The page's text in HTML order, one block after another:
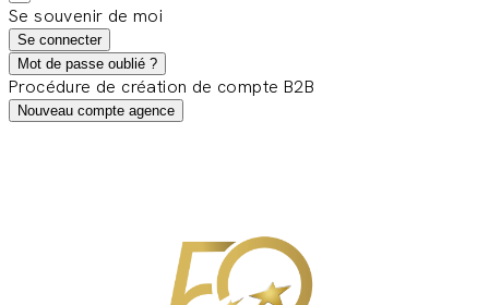
Se souvenir de moi
Se connecter
Mot de passe oublié ?
Procédure de création de compte B2B
Nouveau compte agence